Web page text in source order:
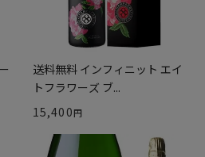
送料無料 インフィニット エイ
トフラワーズ ブ...
15,400